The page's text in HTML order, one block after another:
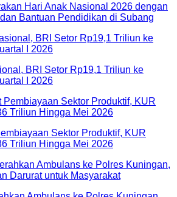
Hari Anak Nasional 2026 dengan
Bantuan Pendidikan di Subang
BRI Setor Rp19,1 Triliun ke
I 2026
Sektor Produktif, KUR
Triliun Hingga Mei 2026